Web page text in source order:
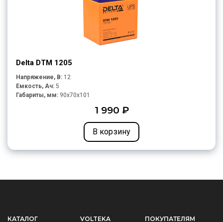
Delta DTM 1205
Напряжение, В: 12
Емкость, Ач: 5
Габариты, мм: 90x70x101
1 990 ₽
В корзину
КАТАЛОГ VOLTEKA ПОКУПАТЕЛЯМ